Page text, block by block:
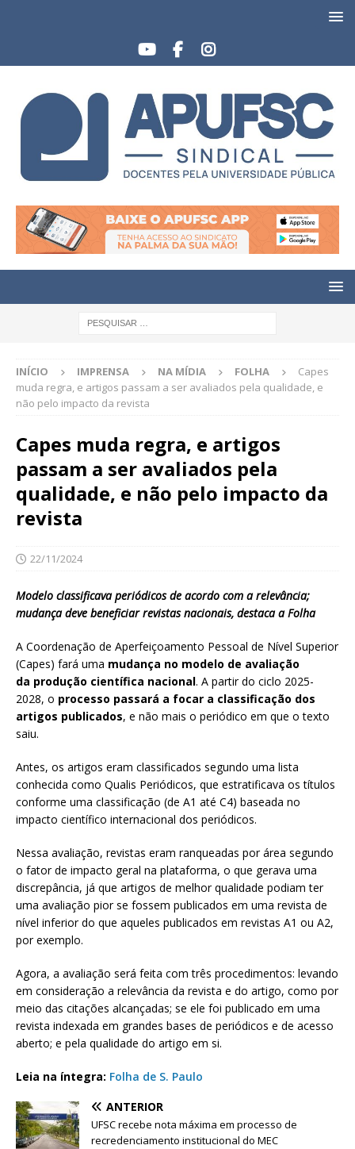
INÍCIO IMPRENSA NA MÍDIA FOLHA
Capes
muda regra, e artigos passam a ser avaliados pela qualidade, e
não pelo impacto da revista
Capes muda regra, e artigos
passam a ser avaliados pela
qualidade, e não pelo impacto da
revista
22/11/2024
Modelo classificava periódicos de acordo com a relevância;
mudança deve beneficiar revistas nacionais, destaca a Folha
A Coordenação de Aperfeiçoamento Pessoal de Nível Superior
(Capes) fará uma mudança no modelo de avaliação
da produção científica nacional. A partir do ciclo 2025-
2028, o processo passará a focar a classificação dos
artigos publicados, e não mais o periódico em que o texto
saiu.
Antes, os artigos eram classificados segundo uma lista
conhecida como Qualis Periódicos, que estratificava os títulos
conforme uma classificação (de A1 até C4) baseada no
impacto científico internacional dos periódicos.
Nessa avaliação, revistas eram ranqueadas por área segundo
o fator de impacto geral na plataforma, o que gerava uma
discrepância, já que artigos de melhor qualidade podiam ter
uma avaliação pior se fossem publicados em uma revista de
nível inferior do que aqueles publicados em revistas A1 ou A2,
por exemplo.
Agora, a avaliação será feita com três procedimentos: levando
em consideração a relevância da revista e do artigo, como por
meio das citações alcançadas; se ele foi publicado em uma
revista indexada em grandes bases de periódicos e de acesso
aberto; e pela qualidade do artigo em si.
Leia na íntegra: Folha de S. Paulo
ANTERIOR
UFSC recebe nota máxima em processo de
recredenciamento institucional do MEC